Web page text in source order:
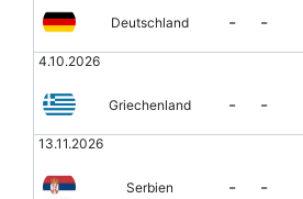
Deutschland - -
4.10.2026
Griechenland - -
13.11.2026
Serbien - -